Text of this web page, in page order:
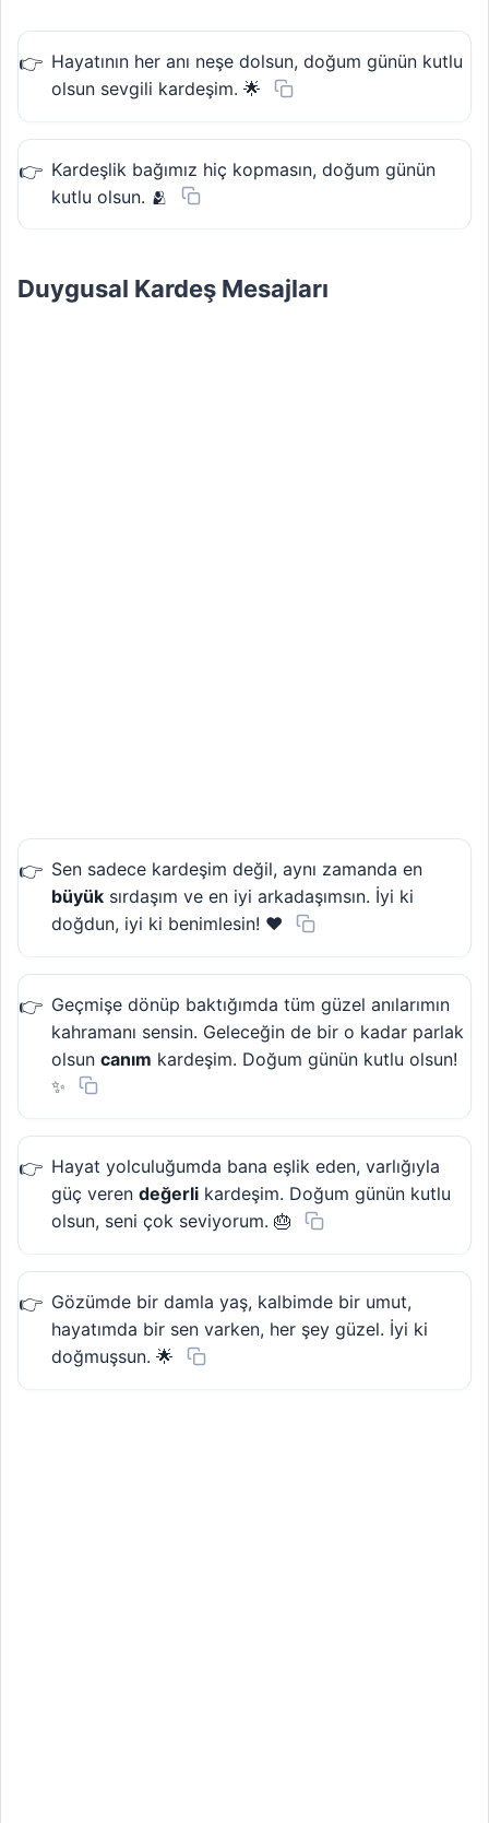
Hayatının her anı neşe dolsun, doğum günün kutlu
olsun sevgili kardeşim. 🌟
Kardeşlik bağımız hiç kopmasın, doğum günün
kutlu olsun. 🫂
Duygusal Kardeş Mesajları
Sen sadece kardeşim değil, aynı zamanda en
büyük sırdaşım ve en iyi arkadaşımsın. İyi ki
doğdun, iyi ki benimlesin! ❤️
Geçmişe dönüp baktığımda tüm güzel anılarımın
kahramanı sensin. Geleceğin de bir o kadar parlak
olsun canım kardeşim. Doğum günün kutlu olsun!
✨
Hayat yolculuğumda bana eşlik eden, varlığıyla
güç veren değerli kardeşim. Doğum günün kutlu
olsun, seni çok seviyorum. 🎂
Gözümde bir damla yaş, kalbimde bir umut,
hayatımda bir sen varken, her şey güzel. İyi ki
doğmuşsun. 🌟